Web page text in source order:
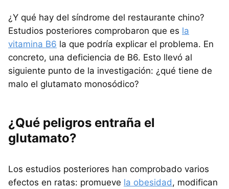
¿Y qué hay del síndrome del restaurante chino?
Estudios posteriores comprobaron que es la
vitamina B6 la que podría explicar el problema. En
concreto, una deficiencia de B6. Esto llevó al
siguiente punto de la investigación: ¿qué tiene de
malo el glutamato monosódico?
¿Qué peligros entraña el
glutamato?
Los estudios posteriores han comprobado varios
efectos en ratas: promueve la obesidad, modifican